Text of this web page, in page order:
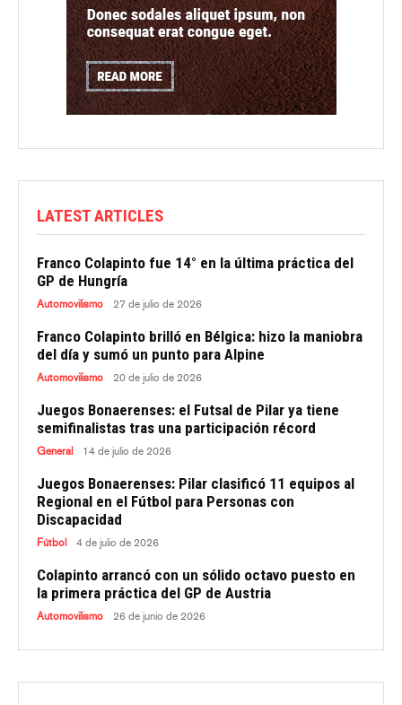
LATEST ARTICLES
Franco Colapinto fue 14° en la última práctica del
GP de Hungría
Automovilismo 27 de julio de 2026
Franco Colapinto brilló en Bélgica: hizo la maniobra
del día y sumó un punto para Alpine
Automovilismo 20 de julio de 2026
Juegos Bonaerenses: el Futsal de Pilar ya tiene
semifinalistas tras una participación récord
General 14 de julio de 2026
Juegos Bonaerenses: Pilar clasificó 11 equipos al
Regional en el Fútbol para Personas con
Discapacidad
Fútbol 4 de julio de 2026
Colapinto arrancó con un sólido octavo puesto en
la primera práctica del GP de Austria
Automovilismo 26 de junio de 2026